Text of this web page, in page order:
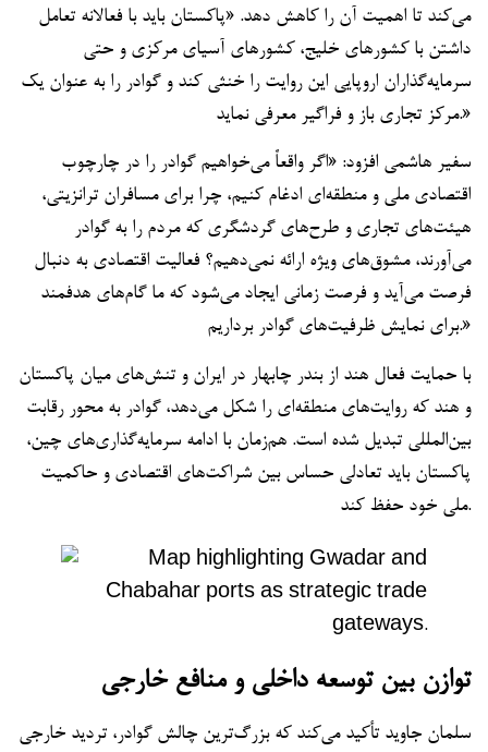
می‌کند تا اهمیت آن را کاهش دهد. «پاکستان باید با فعالانه تعامل
داشتن با کشورهای خلیج، کشورهای آسیای مرکزی و حتی
سرمایه‌گذاران اروپایی این روایت را خنثی کند و گوادر را به عنوان یک
مرکز تجاری باز و فراگیر معرفی نماید.»
سفیر هاشمی افزود: «اگر واقعاً می‌خواهیم گوادر را در چارچوب
اقتصادی ملی و منطقه‌ای ادغام کنیم، چرا برای مسافران ترانزیتی،
هیئت‌های تجاری و طرح‌های گردشگری که مردم را به گوادر
می‌آورند، مشوق‌های ویژه ارائه نمی‌دهیم؟ فعالیت اقتصادی به دنبال
فرصت می‌آید و فرصت زمانی ایجاد می‌شود که ما گام‌های هدفمند
برای نمایش ظرفیت‌های گوادر برداریم.»
با حمایت فعال هند از بندر چابهار در ایران و تنش‌های میان پاکستان
و هند که روایت‌های منطقه‌ای را شکل می‌دهد، گوادر به محور رقابت
بین‌المللی تبدیل شده است. هم‌زمان با ادامه سرمایه‌گذاری‌های چین،
پاکستان باید تعادلی حساس بین شراکت‌های اقتصادی و حاکمیت
ملی خود حفظ کند.
توازن بین توسعه داخلی و منافع خارجی
سلمان جاوید تأکید می‌کند که بزرگ‌ترین چالش گوادر، تردید خارجی